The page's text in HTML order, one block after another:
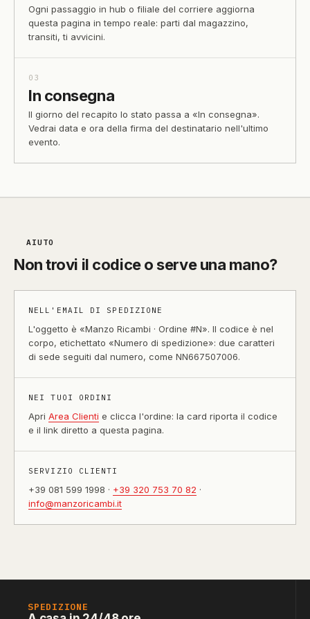
Ogni passaggio in hub o filiale del corriere aggiorna
questa pagina in tempo reale: parti dal magazzino,
transiti, ti avvicini.
03
In consegna
Il giorno del recapito lo stato passa a «In consegna».
Vedrai data e ora della firma del destinatario nell'ultimo
evento.
AIUTO
Non trovi il codice o serve una mano?
NELL'EMAIL DI SPEDIZIONE
L'oggetto è «Manzo Ricambi · Ordine #N». Il codice è nel
corpo, etichettato «Numero di spedizione»: due caratteri
di sede seguiti dal numero, come NN667507006.
NEI TUOI ORDINI
Apri Area Clienti e clicca l'ordine: la card riporta il codice
e il link diretto a questa pagina.
SERVIZIO CLIENTI
+39 081 599 1998 · +39 320 753 70 82 ·
info@manzoricambi.it
SPEDIZIONE